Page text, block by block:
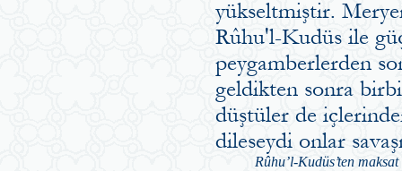
yükseltmiştir.
Rûhu'l-Kudüs ile
peygamberlerden
geldikten sonra
düştüler de
dileseydi onlar
Rûhu’l-Kudüs’ten